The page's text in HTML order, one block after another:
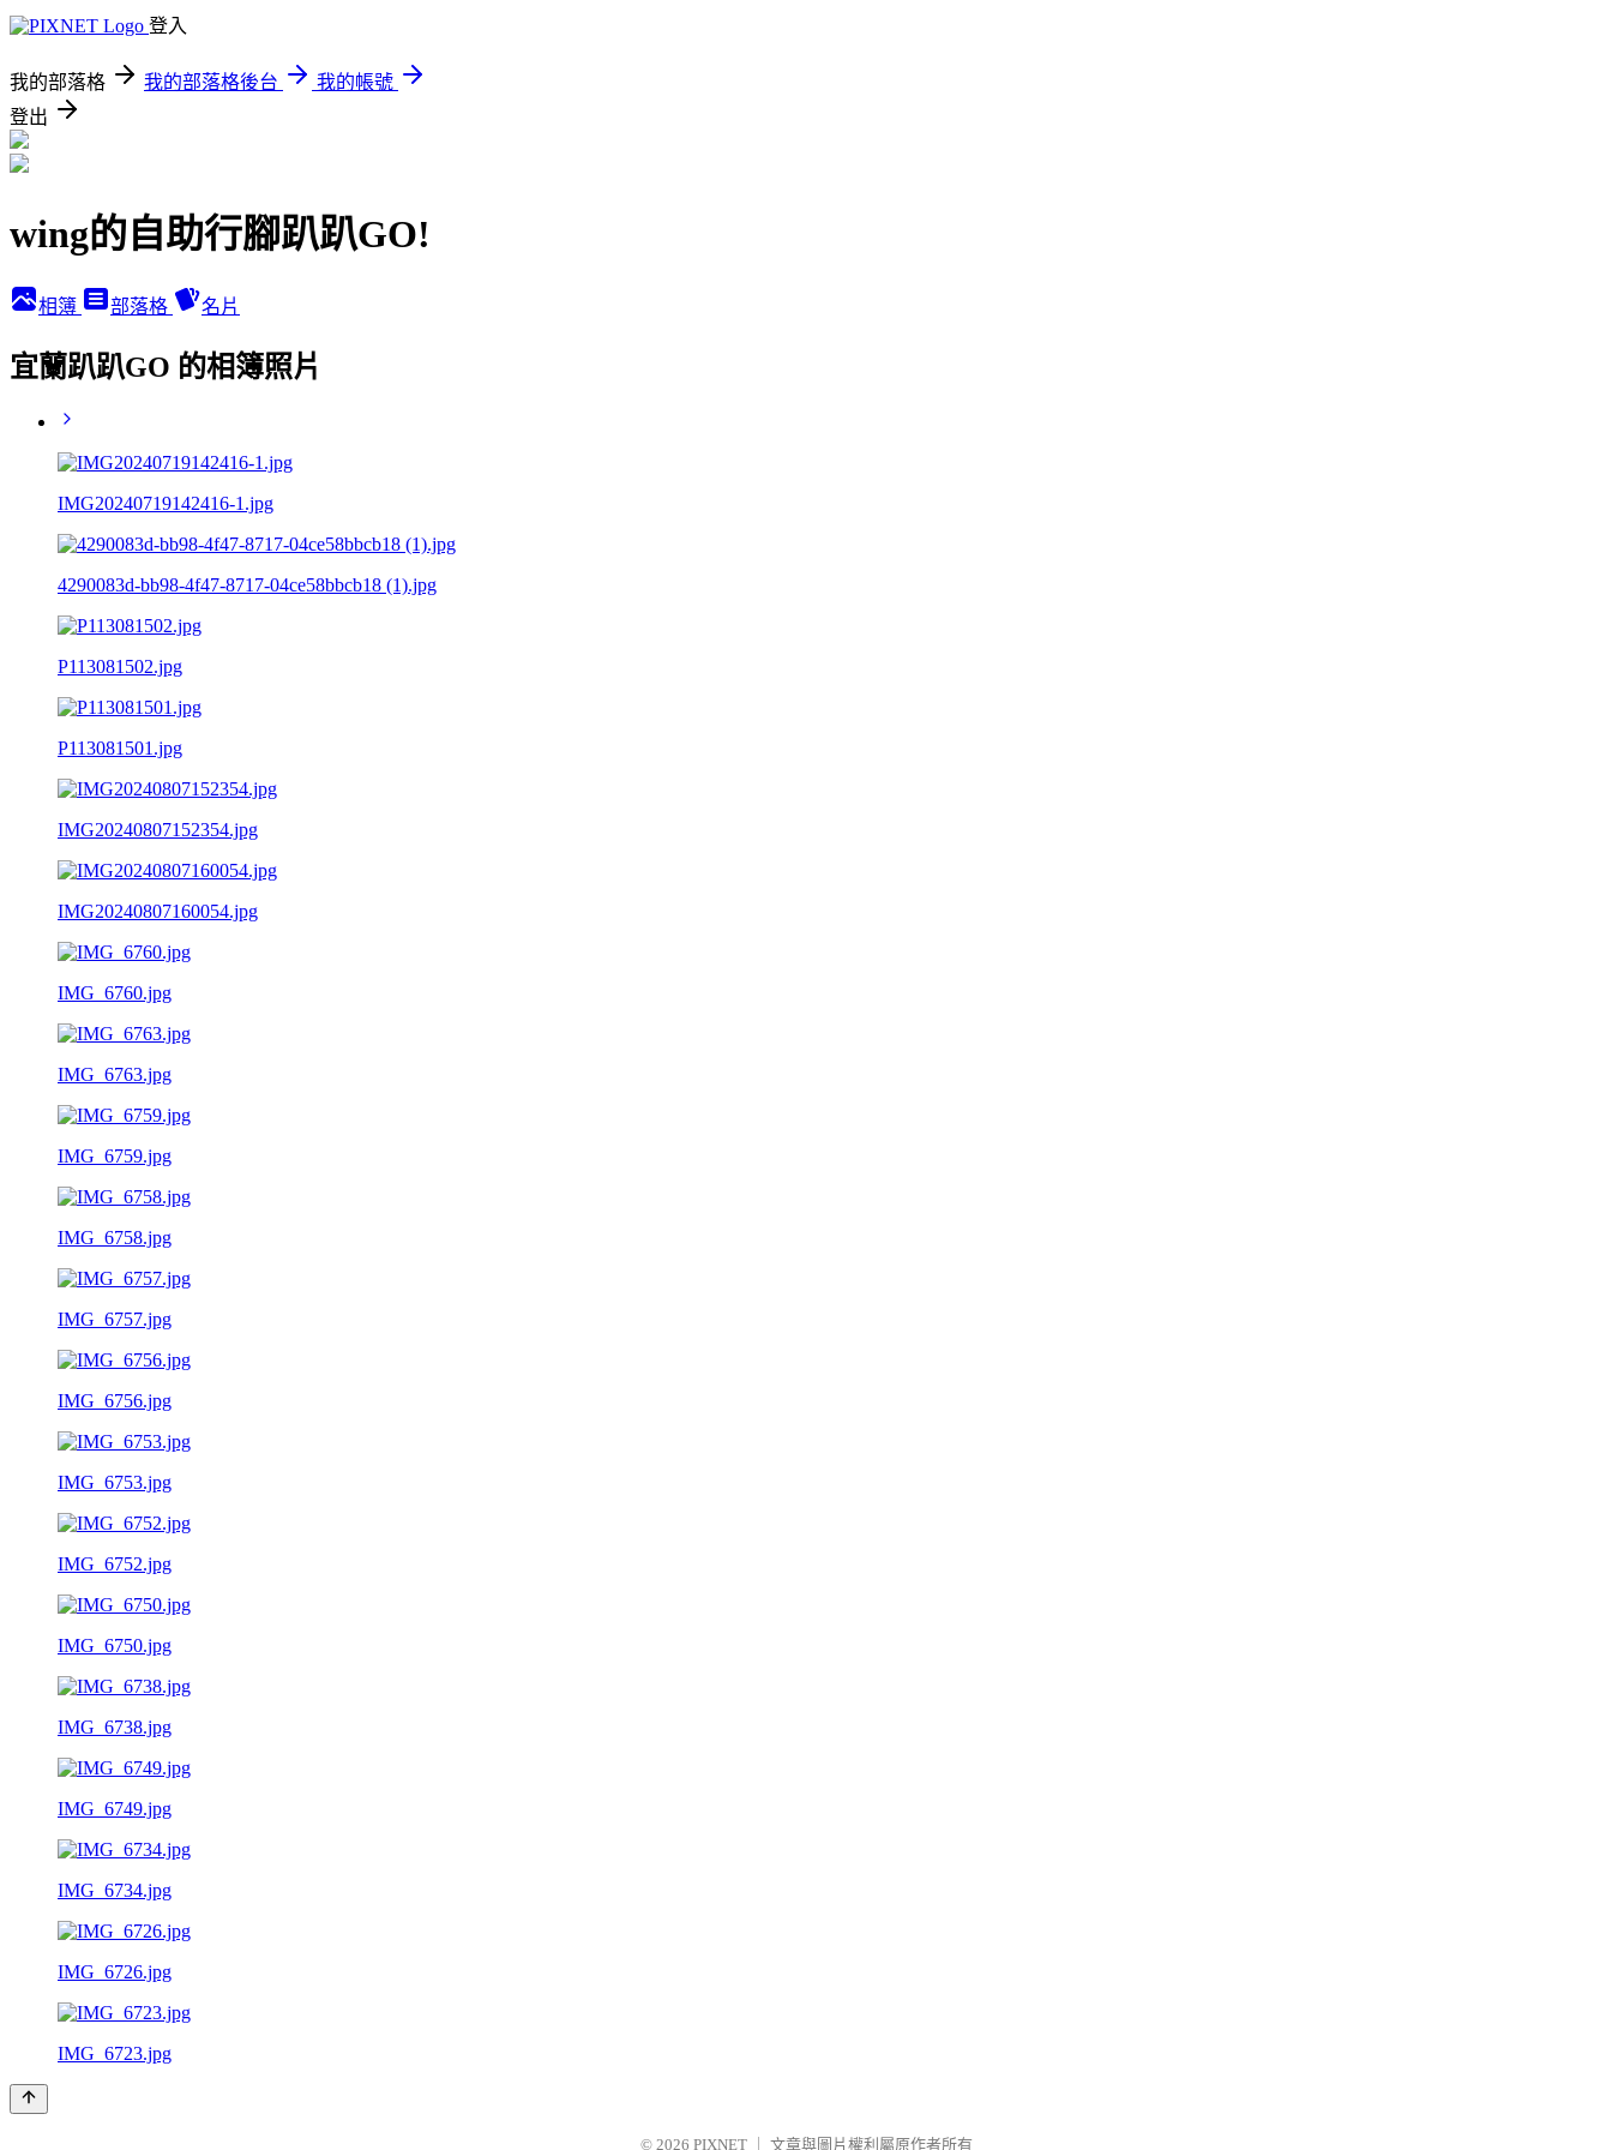
登入
我的部落格 我的部落格後台
我的帳號
登出
wing的自助行腳趴趴GO!
相簿 部落格 名片
宜蘭趴趴GO 的相簿照片
IMG20240719142416-1.jpg
4290083d-bb98-4f47-8717-04ce58bbcb18 (1).jpg
P113081502.jpg
P113081501.jpg
IMG20240807152354.jpg
IMG20240807160054.jpg
IMG_6760.jpg
IMG_6763.jpg
IMG_6759.jpg
IMG_6758.jpg
IMG_6757.jpg
IMG_6756.jpg
IMG_6753.jpg
IMG_6752.jpg
IMG_6750.jpg
IMG_6738.jpg
IMG_6749.jpg
IMG_6734.jpg
IMG_6726.jpg
IMG_6723.jpg
© 2026 PIXNET 文章與圖片權利屬原作者所有